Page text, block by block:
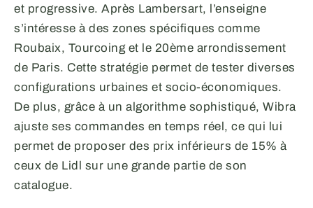
et progressive. Après Lambersart, l’enseigne
s’intéresse à des zones spécifiques comme
Roubaix, Tourcoing et le 20ème arrondissement
de Paris. Cette stratégie permet de tester diverses
configurations urbaines et socio-économiques.
De plus, grâce à un algorithme sophistiqué, Wibra
ajuste ses commandes en temps réel, ce qui lui
permet de proposer des prix inférieurs de 15% à
ceux de Lidl sur une grande partie de son
catalogue.